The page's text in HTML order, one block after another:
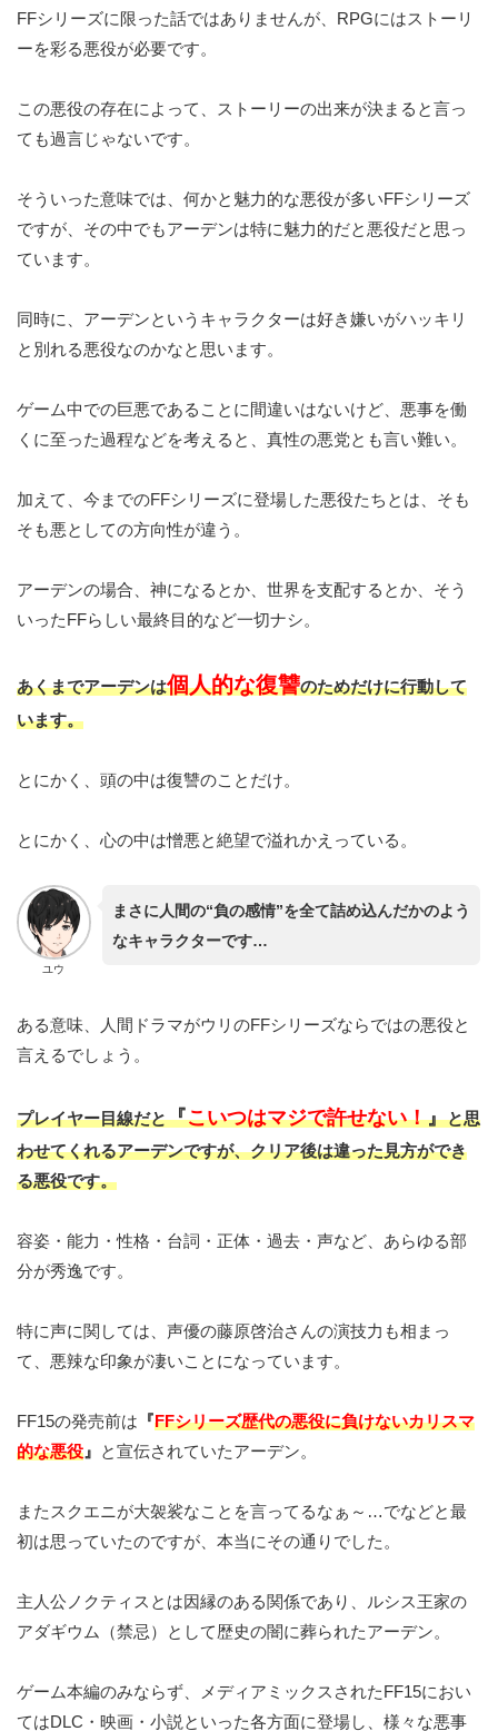
FFシリーズに限った話ではありませんが、RPGにはストーリ
ーを彩る悪役が必要です。
この悪役の存在によって、ストーリーの出来が決まると言っ
ても過言じゃないです。
そういった意味では、何かと魅力的な悪役が多いFFシリーズ
ですが、その中でもアーデンは特に魅力的だと悪役だと思っ
ています。
同時に、アーデンというキャラクターは好き嫌いがハッキリ
と別れる悪役なのかなと思います。
ゲーム中での巨悪であることに間違いはないけど、悪事を働
くに至った過程などを考えると、真性の悪党とも言い難い。
加えて、今までのFFシリーズに登場した悪役たちとは、そも
そも悪としての方向性が違う。
アーデンの場合、神になるとか、世界を支配するとか、そう
いったFFらしい最終目的など一切ナシ。
あくまでアーデンは個人的な復讐のためだけに行動して
います。
とにかく、頭の中は復讐のことだけ。
とにかく、心の中は憎悪と絶望で溢れかえっている。
ユウ
まさに人間の“負の感情”を全て詰め込んだかのよう
なキャラクターです…
ある意味、人間ドラマがウリのFFシリーズならではの悪役と
言えるでしょう。
プレイヤー目線だと『こいつはマジで許せない！』と思
わせてくれるアーデンですが、クリア後は違った見方ができ
る悪役です。
容姿・能力・性格・台詞・正体・過去・声など、あらゆる部
分が秀逸です。
特に声に関しては、声優の藤原啓治さんの演技力も相まっ
て、悪辣な印象が凄いことになっています。
FF15の発売前は 『FFシリーズ歴代の悪役に負けないカリスマ
的な悪役 』 と宣伝されていたアーデン。
またスクエニが大袈裟なことを言ってるなぁ～…でなどと最
初は思っていたのですが、本当にその通りでした。
主人公ノクティスとは因縁のある関係であり、ルシス王家の
アダギウム（禁忌）として歴史の闇に葬られたアーデン。
ゲーム本編のみならず、メディアミックスされたFF15におい
てはDLC・映画・小説といった各方面に登場し、様々な悪事